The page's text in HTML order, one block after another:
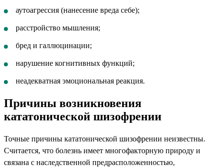
аутоагрессия (нанесение вреда себе);
расстройство мышления;
бред и галлюцинации;
нарушение когнитивных функций;
неадекватная эмоциональная реакция.
Причины возникновения
кататонической шизофрении
Точные причины кататонической шизофрении неизвестны.
Считается, что болезнь имеет многофакторную природу и
связана с наследственной предрасположенностью,